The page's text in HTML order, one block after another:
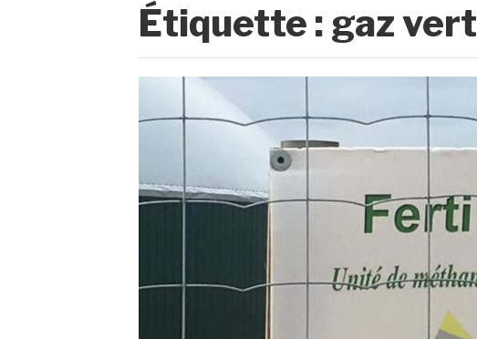
Étiquette : gaz vert